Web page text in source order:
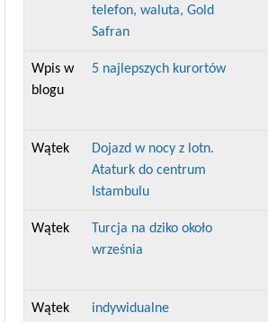
telefon, waluta, Gold
Safran
Wpis w
blogu
5 najlepszych kurortów
Wątek
Dojazd w nocy z lotn.
Ataturk do centrum
Istambulu
Wątek
Turcja na dziko około
września
Wątek
indywidualne